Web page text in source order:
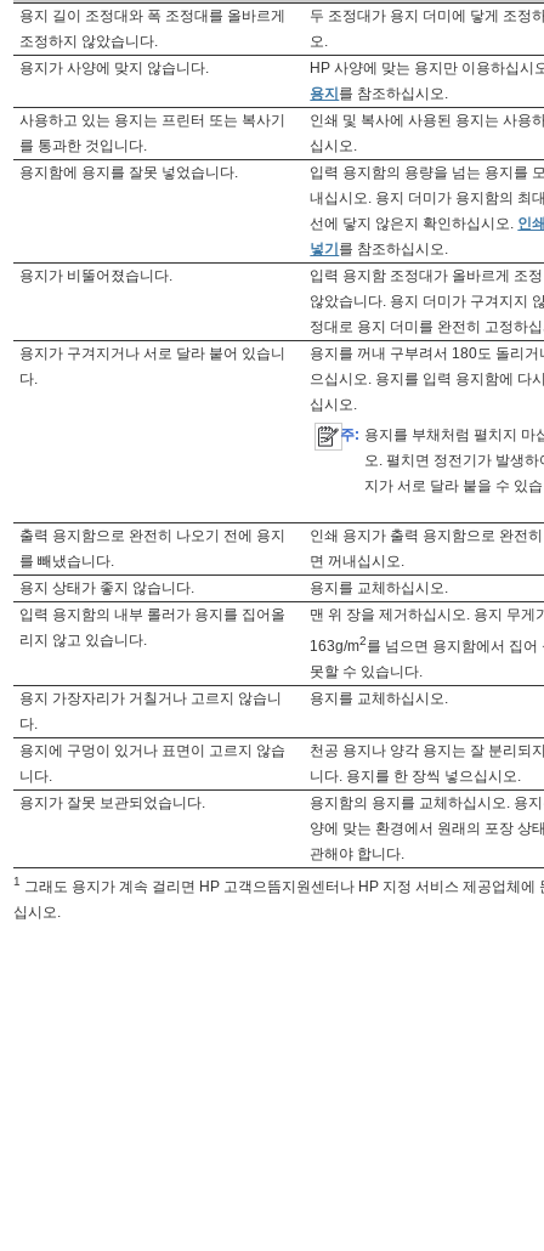
용지 길이 조정대와 폭 조정대를 올바르게
조정하지 않았습니다.
두 조정대가 용지 더미에 닿게 조정
오.
용지가 사양에 맞지 않습니다.
HP 사양에 맞는 용지만 이용하십시
용지 를 참조하십시오.
사용하고 있는 용지는 프린터 또는 복사기
를 통과한 것입니다.
인쇄 및 복사에 사용된 용지는 사용
십시오.
용지함에 용지를 잘못 넣었습니다.
입력 용지함의 용량을 넘는 용지를
내십시오. 용지 더미가 용지함의 최
선에 닿지 않은지 확인하십시오. 인
넣기 를 참조하십시오.
용지가 비뚤어졌습니다.
입력 용지함 조정대가 올바르게 조
않았습니다. 용지 더미가 구겨지지
정대로 용지 더미를 완전히 고정하
용지가 구겨지거나 서로 달라 붙어 있습니
다.
용지를 꺼내 구부려서 180도 돌리거
으십시오. 용지를 입력 용지함에 다
십시오.
주: 용지를 부채처럼 펼치지 마
오. 펼치면 정전기가 발생하
지가 서로 달라 붙을 수 있
출력 용지함으로 완전히 나오기 전에 용지
를 빼냈습니다.
인쇄 용지가 출력 용지함으로 완전
면 꺼내십시오.
용지 상태가 좋지 않습니다.
용지를 교체하십시오.
입력 용지함의 내부 롤러가 용지를 집어올
리지 않고 있습니다.
맨 위 장을 제거하십시오. 용지 무게
163g/m2를 넘으면 용지함에서 집어
못할 수 있습니다.
용지 가장자리가 거칠거나 고르지 않습니
다.
용지를 교체하십시오.
용지에 구멍이 있거나 표면이 고르지 않습
니다.
천공 용지나 양각 용지는 잘 분리되
니다. 용지를 한 장씩 넣으십시오.
용지가 잘못 보관되었습니다.
용지함의 용지를 교체하십시오. 용
양에 맞는 환경에서 원래의 포장 상
관해야 합니다.
1 그래도 용지가 계속 걸리면 HP 고객으뜸지원센터나 HP 지정 서비스 제공업체에
십시오.